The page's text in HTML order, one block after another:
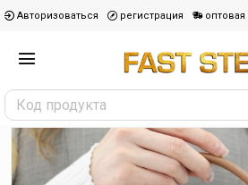
Авторизоваться регистрация оптовая